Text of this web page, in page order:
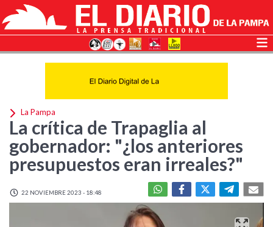
La Pampa
La crítica de Trapaglia al
gobernador: "¿los anteriores
presupuestos eran irreales?"
22 NOVIEMBRE 2023 - 18:48